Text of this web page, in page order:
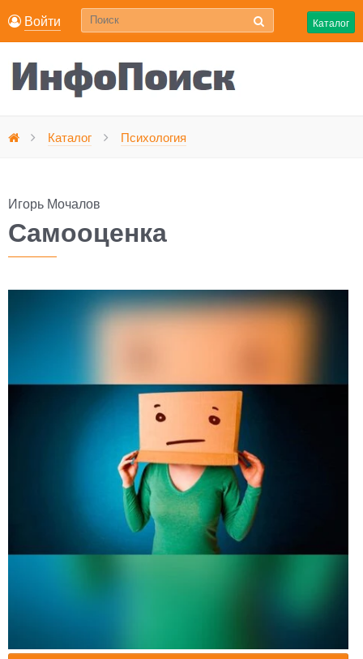
Войти Каталог
Каталог Психология
Игорь Мочалов
Самооценка